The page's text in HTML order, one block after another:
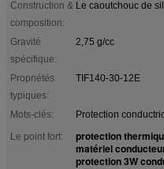
Construction &
composition:
Le caoutchouc de
Gravité
spécifique:
2,75 g/cc
Propriétés
typiques:
TIF140-30-12E
Mots-clés:
Protection
Le point fort:
protection
matériel
protection 3W